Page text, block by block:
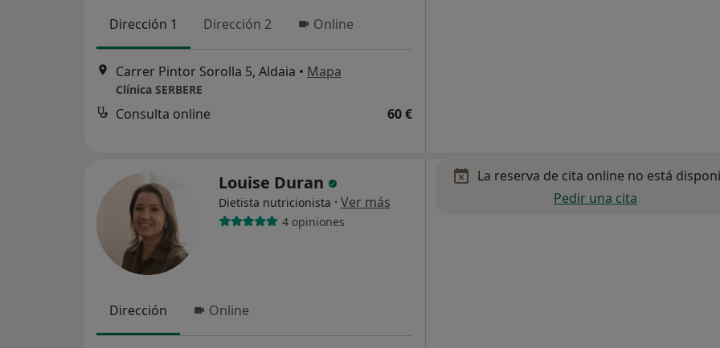
Dirección 1 Dirección 2 Online
Carrer Pintor Sorolla 5, Aldaia • Mapa
Clínica SERBERE
Consulta online 60 €
Louise Duran
Dietista nutricionista · Ver más
4 opiniones
Dirección Online
La reserva de cita online no está
Pedir una cita